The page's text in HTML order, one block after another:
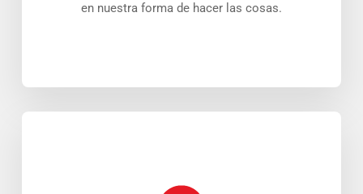
en nuestra forma de hacer las cosas.